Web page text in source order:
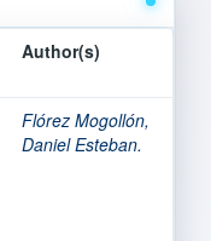
Author(s)
Flórez Mogollón,
Daniel Esteban.